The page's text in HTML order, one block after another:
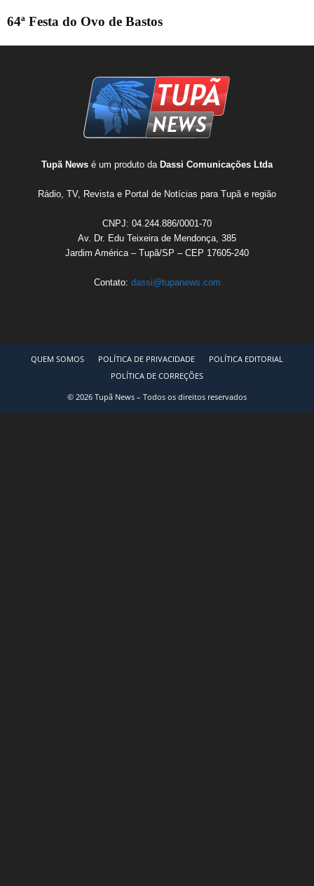
64ª Festa do Ovo de Bastos
Tupã News é um produto da Dassi Comunicações Ltda
Rádio, TV, Revista e Portal de Notícias para Tupã e região
CNPJ: 04.244.886/0001-70
Av. Dr. Edu Teixeira de Mendonça, 385
Jardim América – Tupã/SP – CEP 17605-240
Contato: dassi@tupanews.com
QUEM SOMOS POLÍTICA DE PRIVACIDADE
POLÍTICA EDITORIAL
POLÍTICA DE CORREÇÕES
© 2026 Tupã News – Todos os direitos reservados